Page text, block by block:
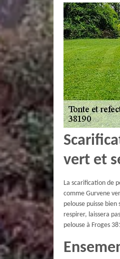
vert et
La scarification de
comme Gurvene
pelouse puisse
respirer, laissera
pelouse à Froges